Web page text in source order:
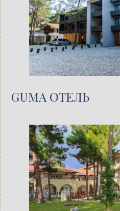
GUMA ОТЕЛЬ